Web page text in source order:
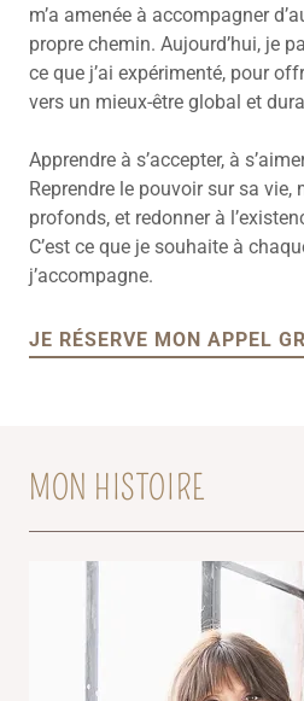
m’a amenée à accompagner
propre chemin. Aujourd’hui, je
ce que j’ai expérimenté, pour
vers un mieux-être global et
Apprendre à s’accepter, à
Reprendre le pouvoir sur sa vie,
profonds, et redonner à
C’est ce que je souhaite à
j’accompagne.
JE RÉSERVE MON APPEL
MON HISTOIRE